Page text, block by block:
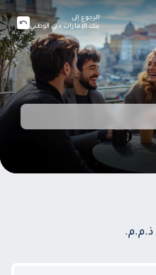
الرجوع إلى
بنك الإمارات دبي الوطني
ذ.م.م.